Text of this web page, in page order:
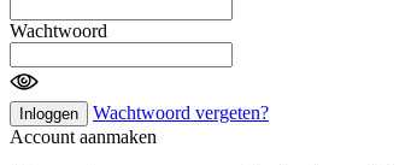
Wachtwoord
Inloggen
Wachtwoord vergeten?
Account aanmaken